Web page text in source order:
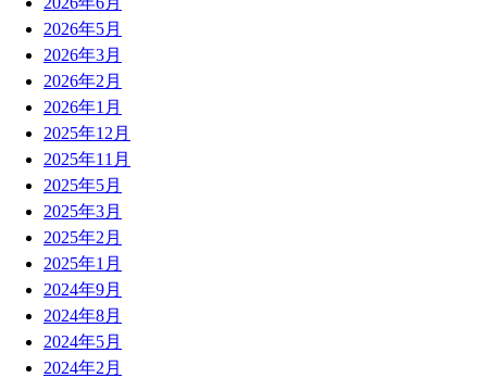
2026年5月
2026年3月
2026年2月
2026年1月
2025年12月
2025年11月
2025年5月
2025年3月
2025年2月
2025年1月
2024年9月
2024年8月
2024年5月
2024年2月